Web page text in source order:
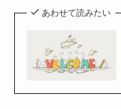
あわせて読みたい